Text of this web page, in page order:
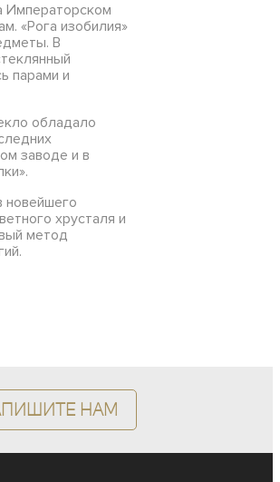
Императорском
«Рога изобилия»
В
парами и
обладало
заводе и в
новейшего
хрусталя и
метод
нам